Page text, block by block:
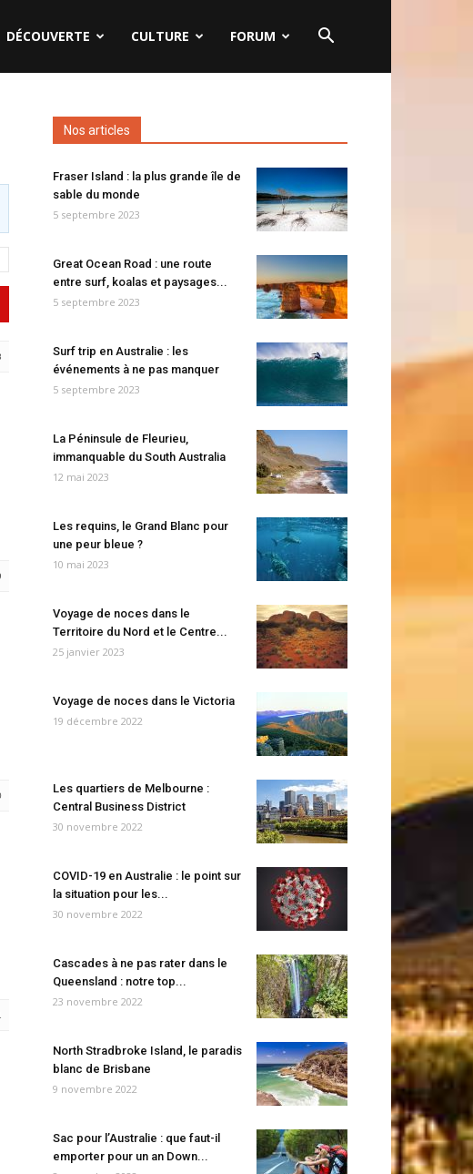
DÉCOUVERTE CULTURE FORUM
Nos articles
Fraser Island : la plus grande île de
sable du monde
5 septembre 2023
Great Ocean Road : une route
entre surf, koalas et paysages...
5 septembre 2023
Surf trip en Australie : les
événements à ne pas manquer
5 septembre 2023
La Péninsule de Fleurieu,
immanquable du South Australia
12 mai 2023
Les requins, le Grand Blanc pour
une peur bleue ?
10 mai 2023
Voyage de noces dans le
Territoire du Nord et le Centre...
25 janvier 2023
Voyage de noces dans le Victoria
19 décembre 2022
Les quartiers de Melbourne :
Central Business District
30 novembre 2022
COVID-19 en Australie : le point sur
la situation pour les...
30 novembre 2022
Cascades à ne pas rater dans le
Queensland : notre top...
23 novembre 2022
North Stradbroke Island, le paradis
blanc de Brisbane
9 novembre 2022
Sac pour l’Australie : que faut-il
emporter pour un an Down...